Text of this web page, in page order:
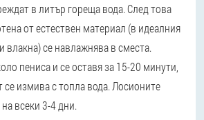
в литър гореща вода. След това
от естествен материал (в идеалния
влакна) се навлажнява в сместа.
пениса и се оставя за 15-20 минути,
се измива с топла вода. Лосионите
всеки 3-4 дни.